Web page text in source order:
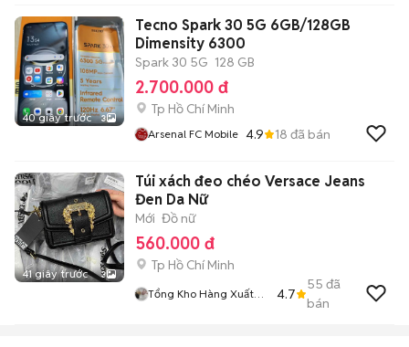
40 giây trước 3
Tecno Spark 30 5G 6GB/128GB
Dimensity 6300
Spark 30 5G 128 GB
2.700.000 đ
Tp Hồ Chí Minh
Arsenal FC Mobile 4.9 18 đã bán
41 giây trước 3
Túi xách đeo chéo Versace Jeans
Đen Da Nữ
Mới Đồ nữ
560.000 đ
Tp Hồ Chí Minh
Tổng Kho Hàng Xuất
4.7
55 đã
bán